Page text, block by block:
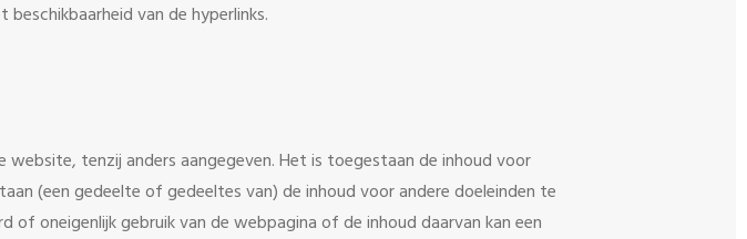
van de hyperlinks.
tenzij anders aangegeven. Het is toegestaan de inhoud voor
(een gedeelte of gedeeltes van) de inhoud voor andere doeleinden te
oneigenlijk gebruik van de webpagina of de inhoud daarvan kan een